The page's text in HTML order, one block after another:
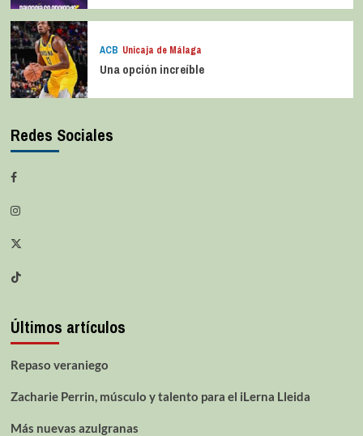
ACB Unicaja de Málaga
Una opción increíble
Redes Sociales
Últimos artículos
Repaso veraniego
Zacharie Perrin, músculo y talento para el iLerna Lleida
Más nuevas azulgranas